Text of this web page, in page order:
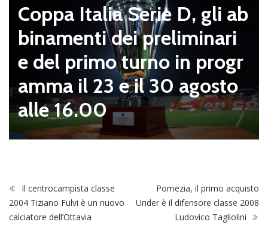
Coppa Italia Serie D, gli ab
binamenti dei preliminari
e del primo turno in progr
amma il 23 e il 30 agosto
alle 16.00
Il centrocampista classe
2004 Tiziano Fulvi è un nuovo
calciatore dell’Ottavia
Pomezia, il primo acquisto
Under è il difensore classe 2008
Ludovico Tagliolini